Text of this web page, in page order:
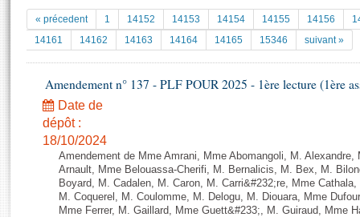
Documents parlementaires
Projets de loi
Propositions de loi
Amendements
Textes adoptés
Rapports d'information
Rapports d'enquête
Rapports législatifs
Documents de référence
( Constitution | Règlement de l'Assemblée ... )
Histoire
Juniors
Anciennes législatures
Liens vers les sites publics
La Bibliothèque
Les archives
Photos libres de droit
« précedent 1 14152 14153 14154 14155 14156
14161
14162 14163 14164 14165 15346 suivant »
Amendement n° 137 - PLF POUR 2025 - 1ère lecture (1ère
Date de
dépôt :
18/10/2024
Amendement de Mme Amrani, Mme Abomangoli, M.
Arnault, Mme Belouassa-Cherifi, M. Bernalicis, M. Bex, M.
Boyard, M. Cadalen, M. Caron, M. Carri&#232;re, Mme
M. Coquerel, M. Coulomme, M. Delogu, M. Diouara, Mme
Mme Ferrer, M. Gaillard, Mme Guett&#233;, M. Guiraud, Mme